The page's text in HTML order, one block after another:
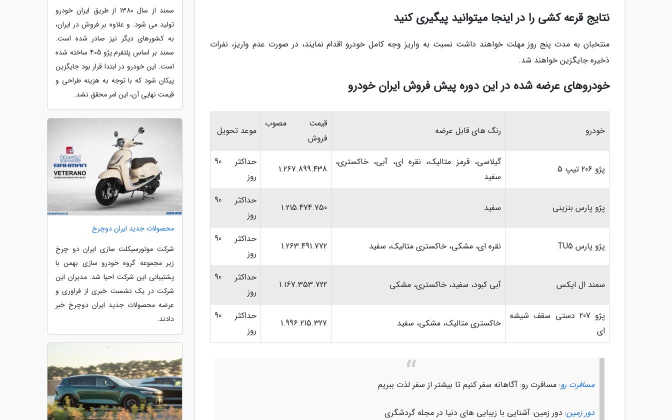
نتایج قرعه کشی را در اینجا میتوانید پیگیری کنید
منتخبان به مدت پنج روز مهلت خواهند داشت نسبت به واریز وجه کامل خودرو اقدام نمایند، در صورت عدم واریز، نفرات
ذخیره جایگزین خواهند شد.
خودروهای عرضه شده در این دوره پیش فروش ایران خودرو
خودرو رنگ های قابل عرضه
قیمت مصوب
فروش
موعد تحویل
پژو 206 تیپ 5
گیلاسی، قرمز متالیک، نقره ای، آبی، خاکستری،
سفید
1.267.899.438
حداکثر 90
روز
پژو پارس بنزینی سفید 1.215.474.750
حداکثر 90
روز
پژو پارس TU5 نقره ای، مشکی، خاکستری متالیک، سفید 1.263.491.772
حداکثر 90
روز
سمند ال ایکس آبی کبود، سفید، خاکستری، مشکی 1.167.353.722
حداکثر 90
روز
پژو 207 دستی سقف شیشه
ای
خاکستری متالیک، مشکی، سفید 1.996.215.327
حداکثر 90
روز
مسافرت رو: مسافرت رو: آگاهانه سفر کنیم تا بیشتر از سفر لذت ببریم
دور زمین: دور زمین: آشنایی با زیبایی های دنیا در مجله گردشگری
سمند از سال 1380 از طریق ایران خودرو
تولید می شود. و علاوه بر فروش در ایران،
به کشورهای دیگر نیز صادر شده است.
سمند بر اساس پلتفرم پژو 405 ساخته شده
است. این خودرو در ابتدا قرار بود جایگزین
پیکان شود که با توجه به هزینه طراحی و
قیمت نهایی آن، این امر محقق نشد.
محصولات جدید ایران دوچرخ
شرکت موتورسیکلت سازی ایران دو چرخ
زیر مجموعه گروه خودرو سازی بهمن با
پشتیبانی این شرکت احیا شد. مدیران این
شرکت در یک نشست خبری از فراوری و
عرضه محصولات جدید ایران دوچرخ خبر
دادند.